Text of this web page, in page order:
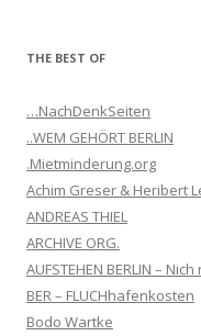
THE BEST OF
…NachDenkSeiten
..WEM GEHÖRT BERLIN
.Mietminderung.org
Achim Greser & Heribert
ANDREAS THIEL
ARCHIVE ORG.
AUFSTEHEN BERLIN –
BER – FLUCHhafenkosten
Bodo Wartke